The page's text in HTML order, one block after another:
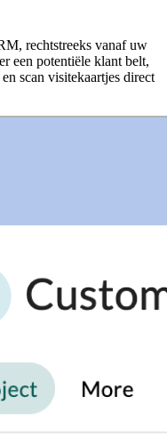
rechtstreeks vanaf uw
een potentiële klant belt,
scan visitekaartjes direct